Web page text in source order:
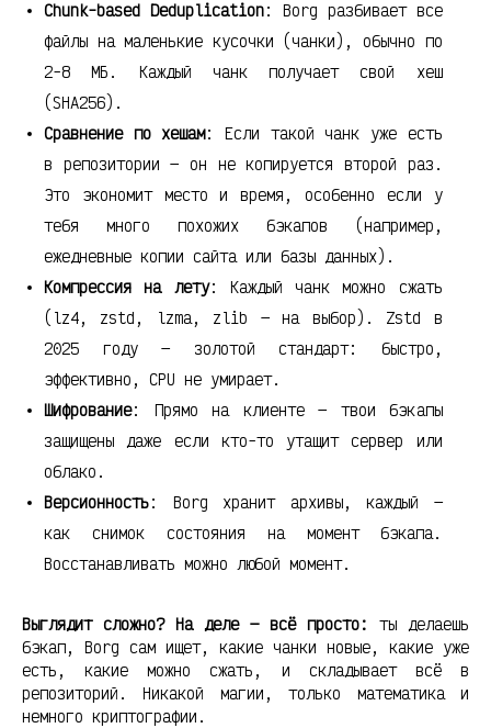
Chunk-based Deduplication: Borg разбивает все
файлы на маленькие кусочки (чанки), обычно по
2-8 МБ. Каждый чанк получает свой хеш
(SHA256).
Сравнение по хешам: Если такой чанк уже есть
в репозитории — он не копируется второй раз.
Это экономит место и время, особенно если у
тебя много похожих бэкапов (например,
ежедневные копии сайта или базы данных).
Компрессия на лету: Каждый чанк можно сжать
(lz4, zstd, lzma, zlib — на выбор). Zstd в
2025 году — золотой стандарт: быстро,
эффективно, CPU не умирает.
Шифрование: Прямо на клиенте — твои бэкапы
защищены даже если кто-то утащит сервер или
облако.
Версионность: Borg хранит архивы, каждый —
как снимок состояния на момент бэкапа.
Восстанавливать можно любой момент.
Выглядит сложно? На деле — всё просто:
ты делаешь
бэкап, Borg сам ищет, какие чанки новые, какие уже
есть, какие можно сжать, и складывает всё в
репозиторий. Никакой магии, только математика и
немного криптографии.